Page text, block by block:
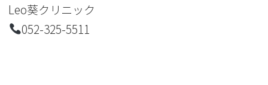
Leo葵クリニック
052-325-5511